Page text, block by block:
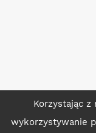
Korzystając z
wykorzystywanie